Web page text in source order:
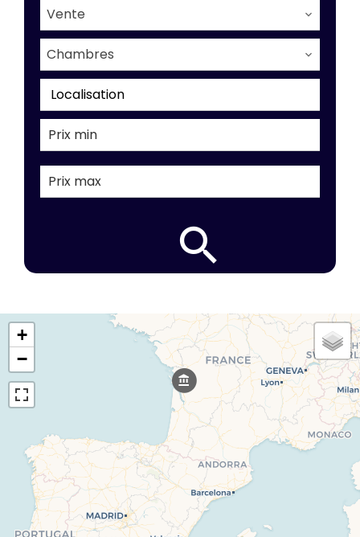
Vente
Chambres
Localisation
+
−